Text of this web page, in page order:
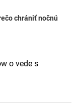
chrániť nočnú
o vede s